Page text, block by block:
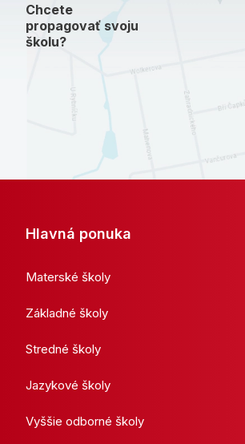
Chcete
propagovať svoju
školu?
Hlavná ponuka
Materské školy
Základné školy
Stredné školy
Jazykové školy
Vyššie odborné školy